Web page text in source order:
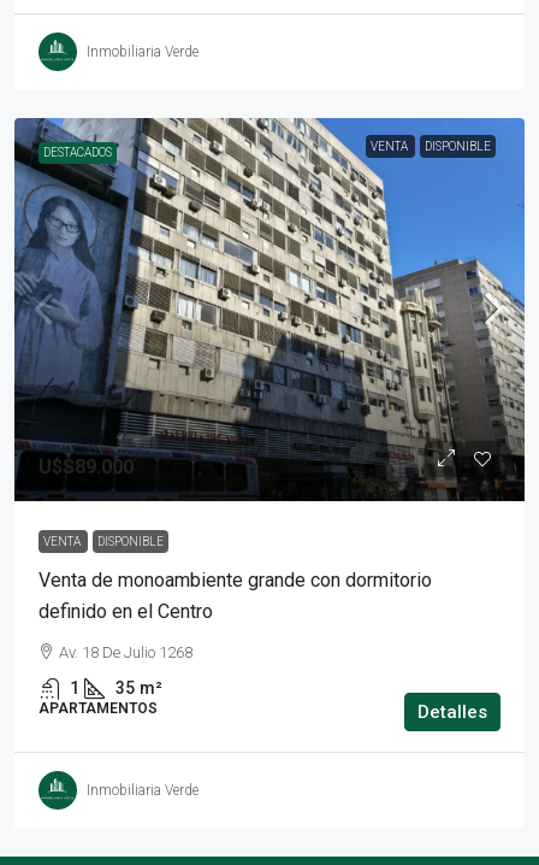
Inmobiliaria Verde
DESTACADOS VENTA DISPONIBLE
U$S89.000
VENTA DISPONIBLE
Venta de monoambiente grande con dormitorio
definido en el Centro
Av. 18 De Julio 1268
1 35 m²
APARTAMENTOS Detalles
Inmobiliaria Verde